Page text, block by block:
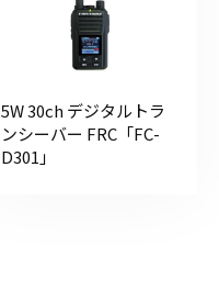
5W 30ch デジタルトラ
ンシーバー FRC「FC-
D301」